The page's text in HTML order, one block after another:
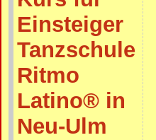
Einsteiger
Tanzschule
Ritmo
Latino® in
Neu-Ulm